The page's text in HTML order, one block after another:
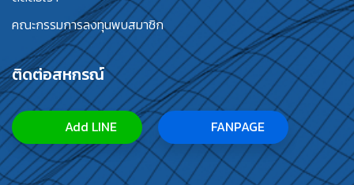
คณะกรรมการลงทุนพบสมาชิก
ติดต่อสหกรณ์
Add LINE FANPAGE